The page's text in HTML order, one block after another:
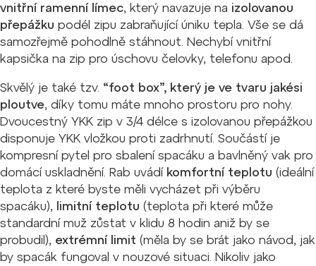
vnitřní ramenní límec, který navazuje na izolovanou
přepážku podél zipu zabraňující úniku tepla. Vše se dá
samozřejmě pohodlně stáhnout. Nechybí vnitřní
kapsička na zip pro úschovu čelovky, telefonu apod.
Skvělý je také tzv. “foot box”, který je ve tvaru jakési
ploutve, díky tomu máte mnoho prostoru pro nohy.
Dvoucestný YKK zip v 3/4 délce s izolovanou přepážkou
disponuje YKK vložkou proti zadrhnutí. Součástí je
kompresní pytel pro sbalení spacáku a bavlněný vak pro
domácí uskladnění. Rab uvádí komfortní teplotu (ideální
teplota z které byste měli vycházet při výběru
spacáku), limitní teplotu (teplota při které může
standardní muž zůstat v klidu 8 hodin aniž by se
probudil), extrémní limit (měla by se brát jako návod, jak
by spacák fungoval v nouzové situaci. Nikoliv jako